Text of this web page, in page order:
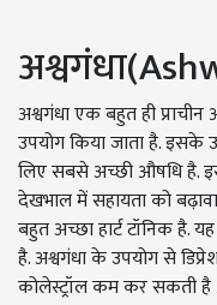
अश्वगंधा एक बहुत ही
उपयोग किया जाता है. इसके
लिए सबसे अच्छी औषधि है.
देखभाल में सहायता को
बहुत अच्छा हार्ट टॉनिक है.
है. अश्वगंधा के उपयोग से
कोलेस्ट्रॉल कम कर सकती है